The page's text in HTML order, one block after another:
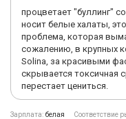
процветает "буллинг"
носит белые халаты,
проблема, которая
сожалению, в крупных
Solina, за красивыми
скрывается токсичная
перестает цениться.
Зарплата: белая Соответствие